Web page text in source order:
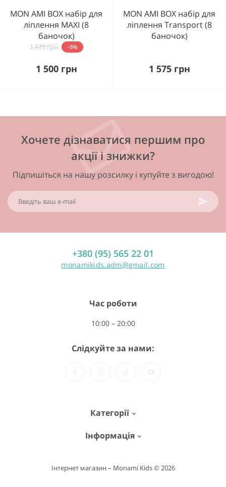
MON AMI BOX набір для
ліплення MAXI (8
баночок)
1 575 грн -5%
1 500 грн
MON AMI BOX набір для
ліплення Transport (8
баночок)
1 575 грн
Хочете дізнаватися першим про
акції і знижки?
Підпишіться на нашу розсилку і купуйте з вигодою!
+380 (95) 565 22 01
monamikids.adm@gmail.com
Категорії
MON AMI BOX - набори для ліплення
Інформація
Час роботи
10:00 – 20:00
Слідкуйте за нами:
Інтернет магазин – Monami Kids © 2026